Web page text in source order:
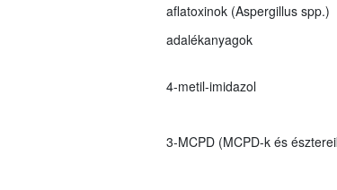
aflatoxinok (Aspergillus spp.)
adalékanyagok
4-metil-imidazol
3-MCPD (MCPD-k és